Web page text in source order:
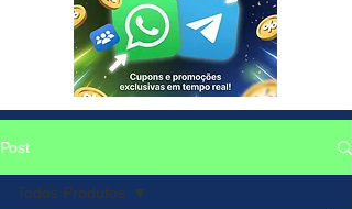
Post
Todos Produtos